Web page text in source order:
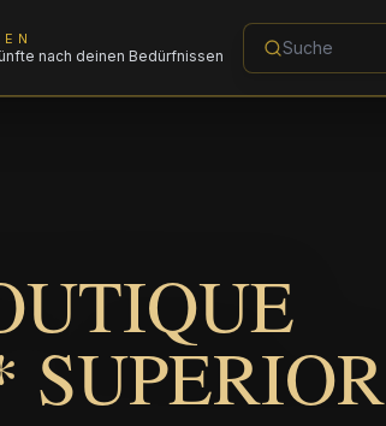
nach deinen Bedürfnissen